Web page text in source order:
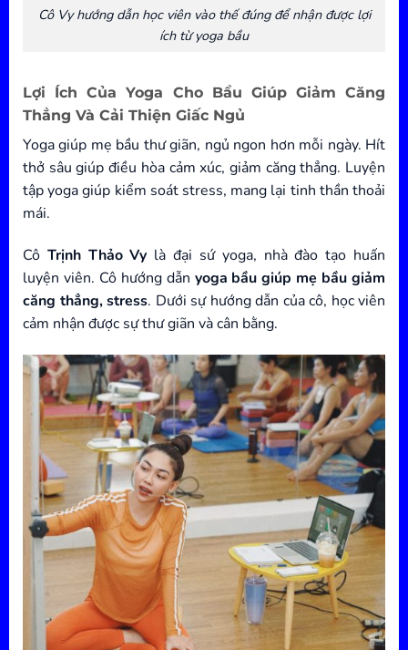
Cô Vy hướng dẫn học viên vào thế đúng để nhận được lợi
ích từ yoga bầu
Lợi Ích Của Yoga Cho Bầu Giúp Giảm Căng
Thẳng Và Cải Thiện Giấc Ngủ
Yoga giúp mẹ bầu thư giãn, ngủ ngon hơn mỗi ngày. Hít
thở sâu giúp điều hòa cảm xúc, giảm căng thẳng. Luyện
tập yoga giúp kiểm soát stress, mang lại tinh thần thoải
mái.
Cô Trịnh Thảo Vy là đại sứ yoga, nhà đào tạo huấn
luyện viên. Cô hướng dẫn yoga bầu giúp mẹ bầu giảm
căng thẳng, stress. Dưới sự hướng dẫn của cô, học viên
cảm nhận được sự thư giãn và cân bằng.